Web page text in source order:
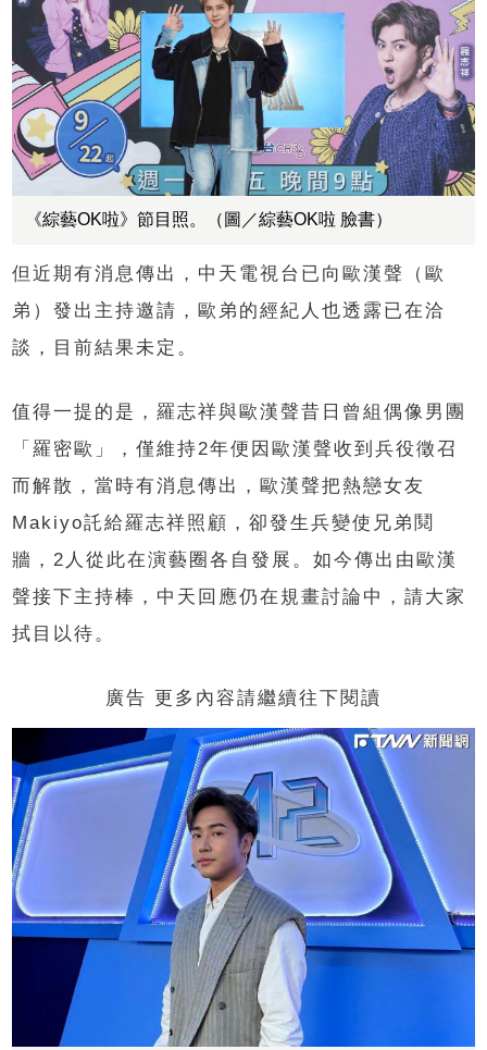
《綜藝OK啦》節目照。（圖／綜藝OK啦 臉書）
但近期有消息傳出，中天電視台已向歐漢聲（歐
弟）發出主持邀請，歐弟的經紀人也透露已在洽
談，目前結果未定。
值得一提的是，羅志祥與歐漢聲昔日曾組偶像男團
「羅密歐」，僅維持2年便因歐漢聲收到兵役徵召
而解散，當時有消息傳出，歐漢聲把熱戀女友
Makiyo託給羅志祥照顧，卻發生兵變使兄弟鬩
牆，2人從此在演藝圈各自發展。如今傳出由歐漢
聲接下主持棒，中天回應仍在規畫討論中，請大家
拭目以待。
廣告 更多內容請繼續往下閱讀